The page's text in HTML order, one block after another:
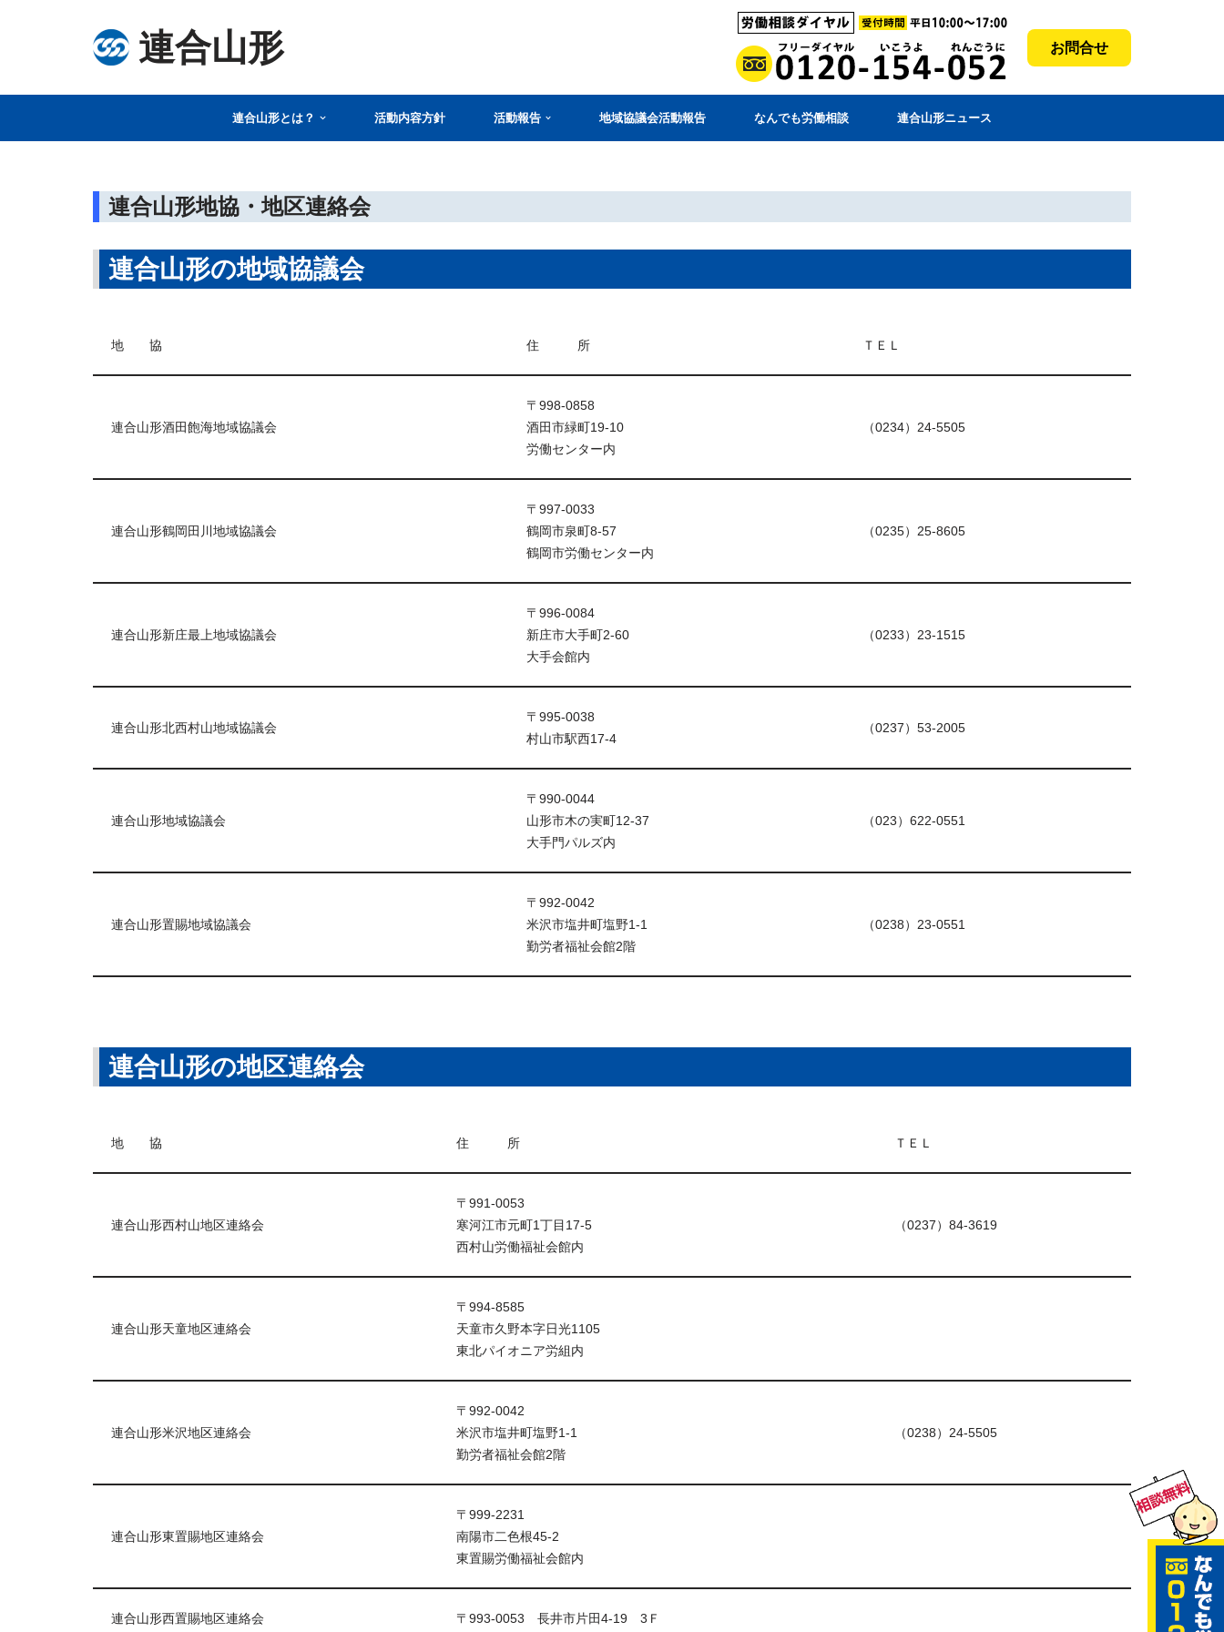
テ
連合山形 お問合せ
連合山形とは？ 活動内容方針 活動報告 地域協議会活動報告 なんでも労働相談 連合山形ニュース
連合山形地協・地区連絡会
連合山形の地域協議会
地 協 住 所 ＴＥＬ
連合山形酒田飽海地域協議会
〒998-0858
酒田市緑町19-10
労働センター内
（0234）24-5505
連合山形鶴岡田川地域協議会
〒997-0033
鶴岡市泉町8-57
鶴岡市労働センター内
（0235）25-8605
連合山形新庄最上地域協議会
〒996-0084
新庄市大手町2-60
大手会館内
（0233）23-1515
連合山形北西村山地域協議会
〒995-0038
村山市駅西17-4
（0237）53-2005
連合山形地域協議会
〒990-0044
山形市木の実町12-37
大手門パルズ内
（023）622-0551
連合山形置賜地域協議会
〒992-0042
米沢市塩井町塩野1-1
勤労者福祉会館2階
（0238）23-0551
連合山形の地区連絡会
地 協 住 所 ＴＥＬ
連合山形西村山地区連絡会
〒991-0053
寒河江市元町1丁目17-5
西村山労働福祉会館内
（0237）84-3619
連合山形天童地区連絡会
〒994-8585
天童市久野本字日光1105
東北パイオニア労組内
連合山形米沢地区連絡会
〒992-0042
米沢市塩井町塩野1-1
勤労者福祉会館2階
（0238）24-5505
連合山形東置賜地区連絡会
〒999-2231
南陽市二色根45-2
東置賜労働福祉会館内
連合山形西置賜地区連絡会 〒993-0053 長井市片田4-19 3Ｆ